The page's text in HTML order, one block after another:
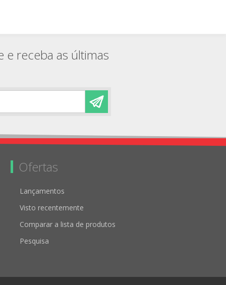
e receba as últimas
Ofertas
Lançamentos
Visto recentemente
Comparar a lista de produtos
Pesquisa